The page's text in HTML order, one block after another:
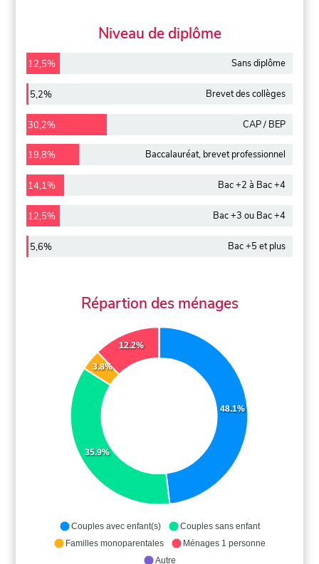
Niveau de diplôme
12,5% Sans diplôme
5,2% Brevet des collèges
30,2% CAP / BEP
19,8% Baccalauréat, brevet professionnel
14,1% Bac +2 à Bac +4
12,5% Bac +3 ou Bac +4
5,6% Bac +5 et plus
Répartion des ménages
48.1%
35.9%
3.8%
12.2%
Couples avec enfant(s)
Couples sans enfant
Familles monoparentales
Ménages 1 personne
Autre